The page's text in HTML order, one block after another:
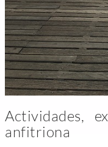
Actividades,
anfitriona